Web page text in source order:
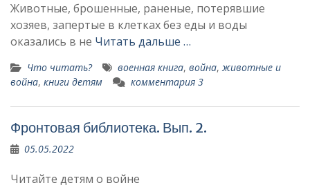
Животные, брошенные, раненые, потерявшие
хозяев, запертые в клетках без еды и воды
оказались в не Читать дальше …
Что читать? военная книга, война,животные и
война, книги детям комментария 3
Фронтовая библиотека. Вып. 2.
05.05.2022
Читайте детям о войне